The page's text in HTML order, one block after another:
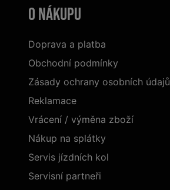
O nákupu
Doprava a platba
Obchodní podmínky
Zásady ochrany osobních údajů
Reklamace
Vrácení / výměna zboží
Nákup na splátky
Servis jízdních kol
Servisní partneři